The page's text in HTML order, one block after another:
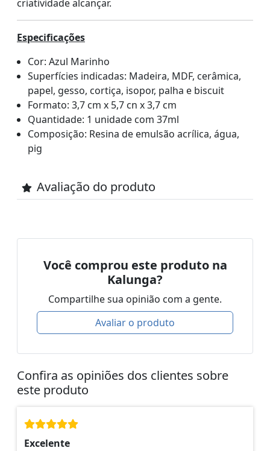
criatividade alcançar.
Especificações
Cor: Azul Marinho
Superfícies indicadas: Madeira, MDF, cerâmica,
papel, gesso, cortiça, isopor, palha e biscuit
Formato: 3,7 cm x 5,7 cn x 3,7 cm
Quantidade: 1 unidade com 37ml
Composição: Resina de emulsão acrílica, água,
pig
Avaliação do produto
Você comprou este produto na
Kalunga?
Compartilhe sua opinião com a gente.
Avaliar o produto
Confira as opiniões dos clientes sobre
este produto
Excelente